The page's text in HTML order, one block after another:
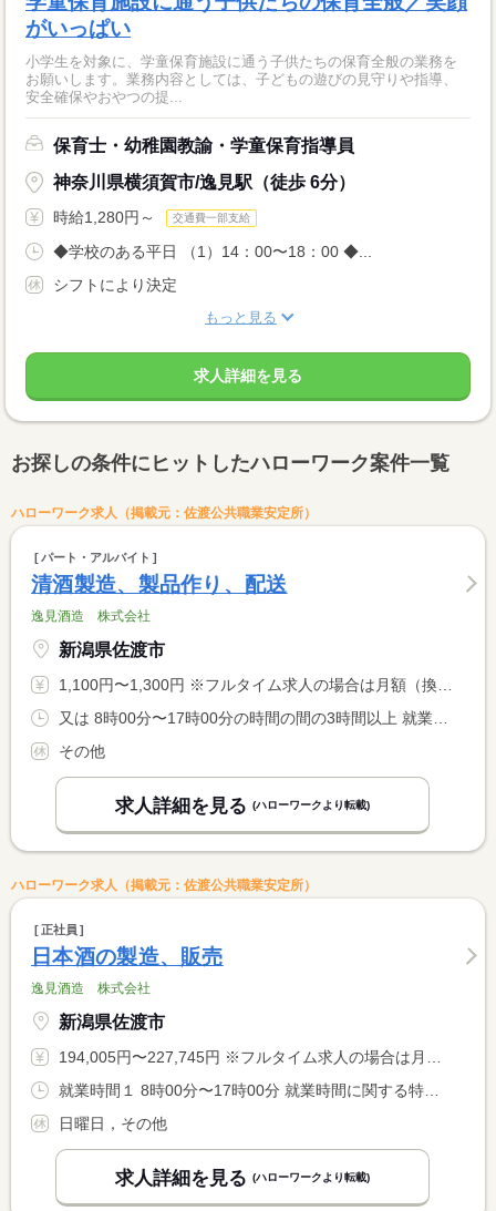
がいっぱい
小学生を対象に、学童保育施設に通う子供たちの保育全般の業務を
お願いします。業務内容としては、子どもの遊びの見守りや指導、
安全確保やおやつの提...
保育士・幼稚園教諭・学童保育指導員
神奈川県横須賀市/逸見駅（徒歩 6分）
時給1,280円～ 交通費一部支給
◆学校のある平日 （1）14：00〜18：00 ◆...
シフトにより決定
もっと見る
求人詳細を見る
お探しの条件にヒットしたハローワーク案件一覧
ハローワーク求人（掲載元：佐渡公共職業安定所）
パート・アルバイト
清酒製造、製品作り、配送
逸見酒造 株式会社
新潟県佐渡市
1,100円〜1,300円 ※フルタイム求人の場合は月額（換算額）、パート求人の場合は時間額を表示しています。
その他
求人詳細を見る (ハローワークより転載)
ハローワーク求人（掲載元：佐渡公共職業安定所）
正社員
日本酒の製造、販売
逸見酒造 株式会社
新潟県佐渡市
194,005円〜227,745円 ※フルタイム求人の場合は月額（換算額）、パート求人の場合は時間額を表示しています。
日曜日，その他
求人詳細を見る (ハローワークより転載)